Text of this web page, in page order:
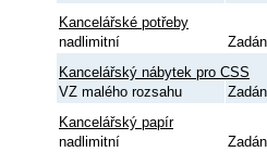
Kancelářské potřeby
nadlimitní
Kancelářský nábytek pro CSS
VZ malého rozsahu
Kancelářský papír
nadlimitní